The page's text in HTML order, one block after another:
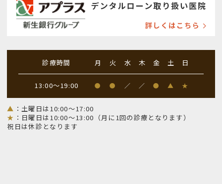
診療時間 月 火 水 木 金 土 日
13:00～19:00 ● ● ／ ／ ● ▲ ★
▲ ：土曜日は10:00～17:00
★ ：日曜日は10:00～13:00（月に1回の診療となります）
祝日は休診となります